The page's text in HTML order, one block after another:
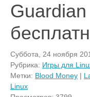
Суббота, 24 ноября
Рубрика: Игры для
Метки: Blood Money |
Linux